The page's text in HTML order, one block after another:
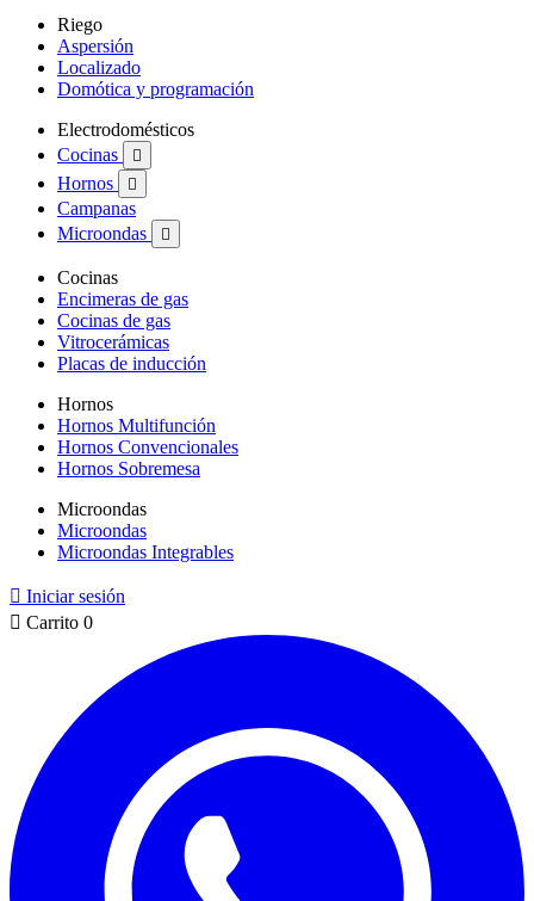
Riego
Aspersión
Localizado
Domótica y programación
Electrodomésticos
Cocinas

Hornos 
Campanas
Microondas

Cocinas
Encimeras de gas
Cocinas de gas
Vitrocerámicas
Placas de inducción
Hornos
Hornos Multifunción
Hornos Convencionales
Hornos Sobremesa
Microondas
Microondas
Microondas Integrables
 Iniciar sesión
 Carrito 0